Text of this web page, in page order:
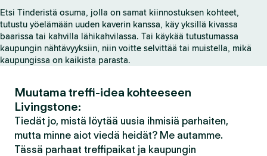
s
s
i
v
u
Etsi Tinderistä osuma, jolla on samat kiinnostuksen kohteet,
tutustu yöelämään uuden kaverin kanssa, käy yksillä kivassa
baarissa tai kahvilla lähikahvilassa. Tai käykää tutustumassa
kaupungin nähtävyyksiin, niin voitte selvittää tai muistella, mikä
kaupungissa on kaikista parasta.
Muutama treffi-idea kohteeseen
Livingstone:
Tiedät jo, mistä löytää uusia ihmisiä parhaiten,
mutta minne aiot viedä heidät? Me autamme.
Tässä parhaat treffipaikat ja kaupungin